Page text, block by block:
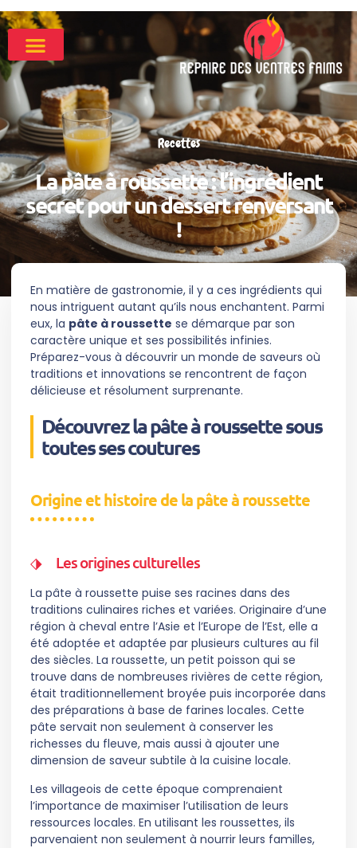
Recettes
La pâte à roussette : l’ingrédient
secret pour un dessert renversant
!
En matière de gastronomie, il y a ces ingrédients qui
nous intriguent autant qu’ils nous enchantent. Parmi
eux, la pâte à roussette se démarque par son
caractère unique et ses possibilités infinies.
Préparez-vous à découvrir un monde de saveurs où
traditions et innovations se rencontrent de façon
délicieuse et résolument surprenante.
Découvrez la pâte à roussette sous
toutes ses coutures
Origine et histoire de la pâte à roussette
Les origines culturelles
La pâte à roussette puise ses racines dans des
traditions culinaires riches et variées. Originaire d’une
région à cheval entre l’Asie et l’Europe de l’Est, elle a
été adoptée et adaptée par plusieurs cultures au fil
des siècles. La roussette, un petit poisson qui se
trouve dans de nombreuses rivières de cette région,
était traditionnellement broyée puis incorporée dans
des préparations à base de farines locales. Cette
pâte servait non seulement à conserver les
richesses du fleuve, mais aussi à ajouter une
dimension de saveur subtile à la cuisine locale.
Les villageois de cette époque comprenaient
l’importance de maximiser l’utilisation de leurs
ressources locales. En utilisant les roussettes, ils
parvenaient non seulement à nourrir leurs familles,